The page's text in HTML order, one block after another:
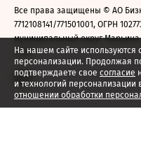
На нашем сайте
персонализации. Продолжая
подтверждаете свое согласие
и технологий персонализации
отношении обработки
Все права защищены © АО
7712108141/771501001, ОГРН
муниципальный округ Марьина
2026